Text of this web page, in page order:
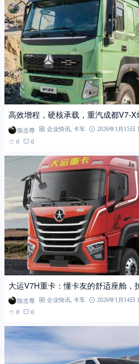
高效增程，硬核承载，重汽成都V7-X
陈念尊 企业快讯, 卡车 2026年1月15日
0
0
大运V7H重卡：懂卡友的舒适座舱，
陈念尊 企业快讯 卡车 2026年1月14日
0
0